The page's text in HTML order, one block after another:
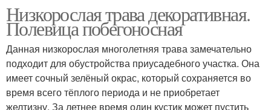
Низкорослая трава декоративная.
Полевица побегоносная
Данная низкорослая многолетняя трава замечательно
подходит для обустройства приусадебного участка. Она
имеет сочный зелёный окрас, который сохраняется во
время всего тёплого периода и не приобретает
желтизну. За летнее время один кустик может пустить